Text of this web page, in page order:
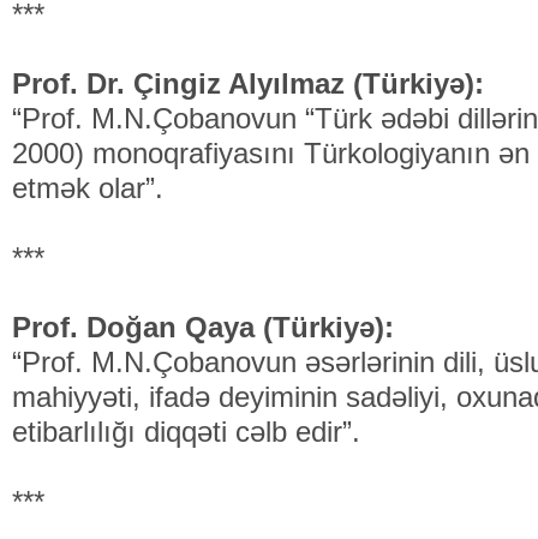
***
Prof. Dr. Çingiz Alyılmaz (Türkiyə):
“Prof. M.N.Çobanovun “Türk ədəbi
2000) monoqrafiyasını Türkologiyanın
etmək olar”.
***
Prof. Doğan Qaya (Türkiyə):
“Prof. M.N.Çobanovun əsərlərinin dili,
mahiyyəti, ifadə deyiminin sadəliyi,
etibarlılığı diqqəti cəlb edir”.
***